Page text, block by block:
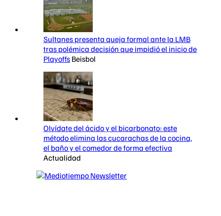
Sultanes presenta queja formal ante la LMB
tras polémica decisión que impidió el inicio de
Playoffs Beisbol
Olvídate del ácido y el bicarbonato: este
método elimina las cucarachas de la cocina,
el baño y el comedor de forma efectiva
Actualidad